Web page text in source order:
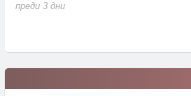
преди 3 дни